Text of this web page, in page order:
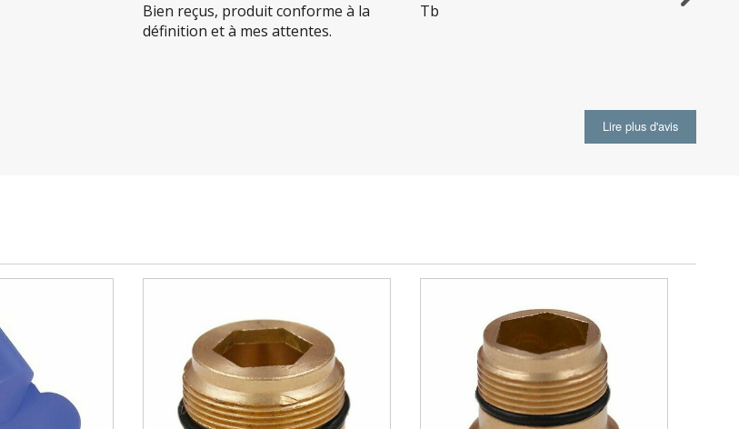
Bien reçus, produit conforme à la
définition et à mes attentes.
Tb
Lire plus d'avis